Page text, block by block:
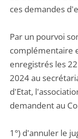
ces demandes
Par un pourvoi
complémentaire
enregistrés les
2024 au
d'Etat,
demandent au
1°) d'annuler le